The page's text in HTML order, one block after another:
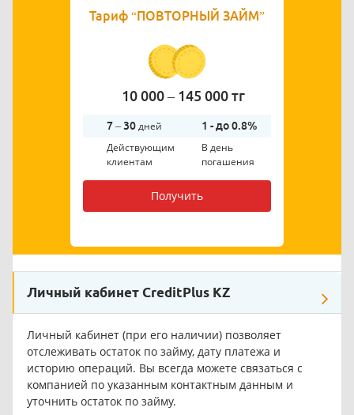
Тариф “ПОВТОРНЫЙ ЗАЙМ”
10 000 – 145 000 тг
7 – 30дней 1 - до 0.8%
Действующим
клиентам
В день
погашения
Получить
Личный кабинет CreditPlus KZ
Личный кабинет (при его наличии) позволяет
отслеживать остаток по займу, дату платежа и
историю операций. Вы всегда можете связаться с
компанией по указанным контактным данным и
уточнить остаток по займу.